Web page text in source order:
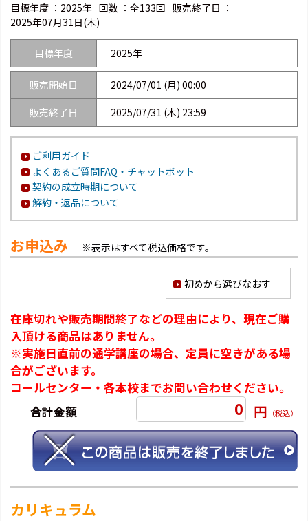
目標年度 ： 2025年 回数 ： 全133回 販売終了日 ：
2025年07月31日(木)
目標年度 2025年
販売開始日
2024/07/01 (月) 00:00
販売終了日
2025/07/31 (木) 23:59
ご利用ガイド
よくあるご質問FAQ・チャットボット
契約の成立時期について
解約・返品について
お申込み ※表示はすべて税込価格です。
初めから選びなおす
在庫切れや販売期間終了などの理由により、現在ご購
入頂ける商品はありません。
※実施日直前の通学講座の場合、定員に空きがある場
合がございます。
コールセンター・各本校までお問い合わせください。
合計金額
0 円 （税込）
カリキュラム